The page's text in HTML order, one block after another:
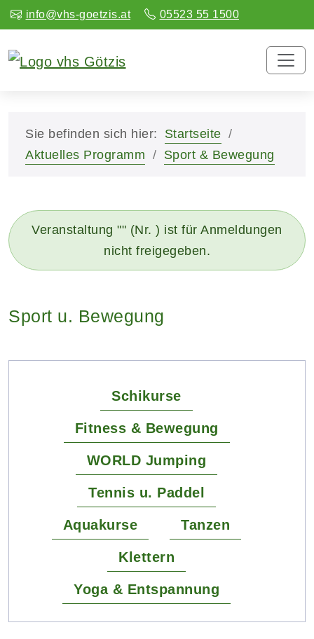
info@vhs-goetzis.at 05523 55 1500
Sie befinden sich hier:
Startseite
Aktuelles Programm
Sport & Bewegung
Veranstaltung "" (Nr. ) ist für Anmeldungen
nicht freigegeben.
Sport u. Bewegung
Schikurse
Fitness & Bewegung
WORLD Jumping
Tennis u. Paddel
Aquakurse Tanzen
Klettern
Yoga & Entspannung